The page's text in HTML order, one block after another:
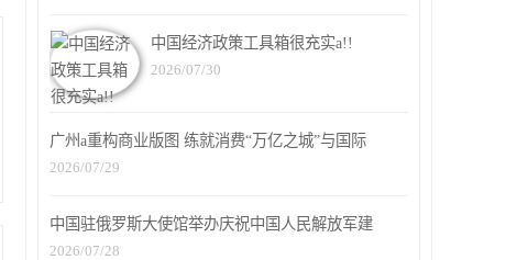
中国经济政策工具箱很充实a!!
2026/07/30
广州a重构商业版图 练就消费“万亿之城”与国际
2026/07/29
中国驻俄罗斯大使馆举办庆祝中国人民解放军建
2026/07/28